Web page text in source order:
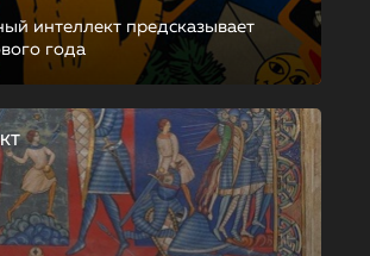
интеллект предсказывает
года